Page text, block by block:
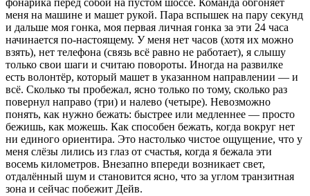
фонарика перед собой на пустом шоссе. Команда обгоняет
меня на машине и машет рукой. Пара вспышек на пару секунд
и дальше моя гонка, моя первая личная гонка за эти 24 часа
начинается по-настоящему. У меня нет часов (хотя их можно
взять), нет телефона (связь всё равно не работает), я слышу
только свои шаги и считаю повороты. Иногда на развилке
есть волонтёр, который машет в указанном направлении — и
всё. Сколько ты пробежал, ясно только по тому, сколько раз
повернул направо (три) и налево (четыре). Невозможно
понять, как нужно бежать: быстрее или медленнее — просто
бежишь, как можешь. Как способен бежать, когда вокруг нет
ни единого ориентира. Это настолько чистое ощущение, что у
меня слёзы лились из глаз от счастья, когда я бежала эти
восемь километров. Внезапно впереди возникает свет,
отдалённый шум и становится ясно, что за углом транзитная
зона и сейчас побежит Дейв.